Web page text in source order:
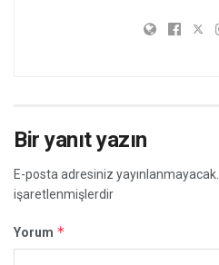
Bir yanıt yazın
E-posta adresiniz yayınlanmayacak.
işaretlenmişlerdir
Yorum *